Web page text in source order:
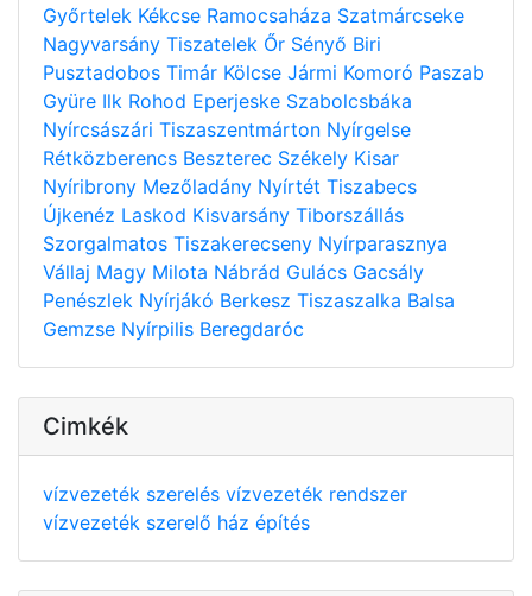
Győrtelek Kékcse Ramocsaháza Szatmárcseke
Nagyvarsány Tiszatelek Őr Sényő Biri
Pusztadobos Timár Kölcse Jármi Komoró Paszab
Gyüre Ilk Rohod Eperjeske Szabolcsbáka
Nyírcsászári Tiszaszentmárton Nyírgelse
Rétközberencs Beszterec Székely Kisar
Nyíribrony Mezőladány Nyírtét Tiszabecs
Újkenéz Laskod Kisvarsány Tiborszállás
Szorgalmatos Tiszakerecseny Nyírparasznya
Vállaj Magy Milota Nábrád Gulács Gacsály
Penészlek Nyírjákó Berkesz Tiszaszalka Balsa
Gemzse Nyírpilis Beregdaróc
Cimkék
vízvezeték szerelés vízvezeték rendszer
vízvezeték szerelő ház építés